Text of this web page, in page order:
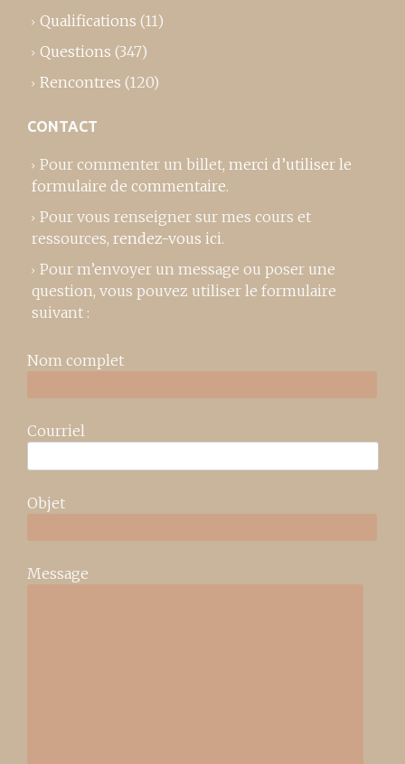
Qualifications (11)
Questions (347)
Rencontres (120)
CONTACT
Pour commenter un billet, merci d’utiliser le
formulaire de commentaire.
Pour vous renseigner sur mes cours et
ressources, rendez-vous ici.
Pour m’envoyer un message ou poser une
question, vous pouvez utiliser le formulaire
suivant :
Nom complet
Courriel
Objet
Message